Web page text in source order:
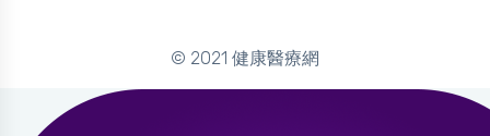
© 2021 健康醫療網